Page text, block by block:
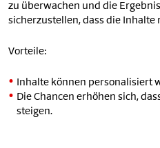
zu überwachen und die
sicherzustellen, dass die
Vorteile:
Inhalte können personalisiert
Die Chancen erhöhen sich,
steigen.